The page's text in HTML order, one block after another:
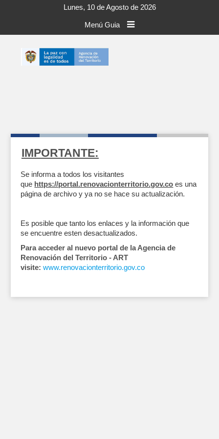
Lunes, 10 de Agosto de 2026
Menú Guia
IMPORTANTE:
Se informa a todos los visitantes
que https://portal.renovacionterritorio.gov.co es una
página de archivo y ya no se hace su actualización.
Es posible que tanto los enlaces y la información que
se encuentre esten desactualizados.
Para acceder al nuevo portal de la Agencia de
Renovación del Territorio - ART
visite: www.renovacionterritorio.gov.co